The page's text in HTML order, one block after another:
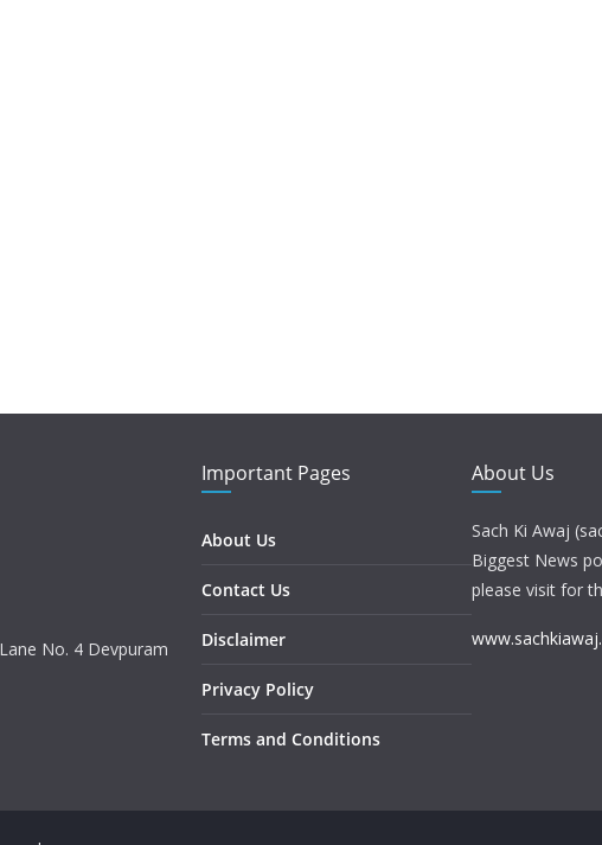
No. 4 Devpuram
Important Pages
About Us
Contact Us
Disclaimer
Privacy Policy
Terms and Conditions
About Us
Sach Ki Awaj
Biggest News
please visit for